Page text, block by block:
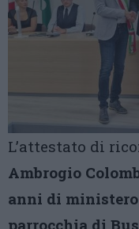
L’attestato di
Ambrogio
anni di
parrocchia di